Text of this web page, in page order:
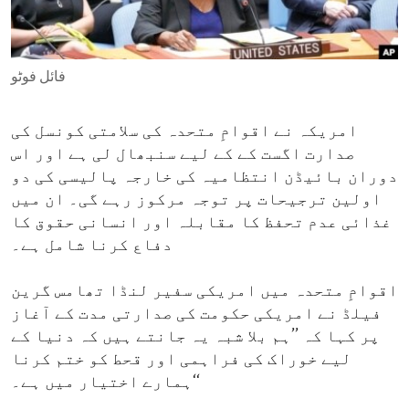
ENVIRONMENT AND HEALTH
IDEALS AND INSTITUTIONS
فائل فوٹو
امریکہ نے اقوامِ متحدہ کی سلامتی کونسل کی
صدارت اگست کے کے لیے سنبھال لی ہے اور اس
دوران بائیڈن انتظامیہ کی خارجہ پالیسی کی دو
اولین ترجیحات پر توجہ مرکوز رہے گی۔ ان میں
غذائی عدم تحفظ کا مقابلہ اور انسانی حقوق کا
دفاع کرنا شامل ہے۔
اقوامِ متحدہ میں امریکی سفیر لنڈا تھامس گرین
فیلڈ نے امریکی حکومت کی صدارتی مدت کے آغاز
پر کہا کہ ’’ہم بلا شبہ یہ جانتے ہیں کہ دنیا کے
لیے خوراک کی فراہمی اور قحط کو ختم کرنا
ہمارے اختیار میں ہے۔‘‘